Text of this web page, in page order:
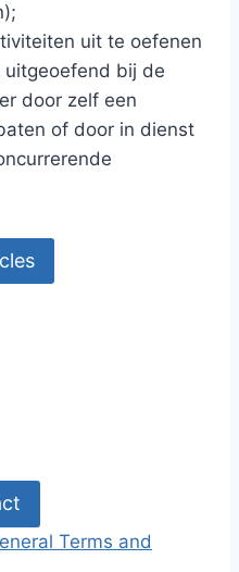
uit te oefenen
bij de
door zelf een
of door in dienst
Terms and